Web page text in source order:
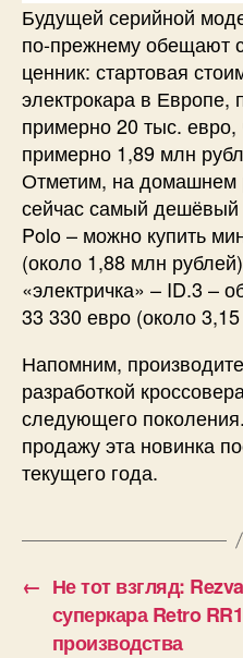
Будущей серийной
по-прежнему обещают
ценник: стартовая
электрокара в Европе,
примерно 20 тыс. евро,
примерно 1,89 млн
Отметим, на домашнем
сейчас самый
Polo – можно купить
(около 1,88 млн
«электричка» – ID.3 –
33 330 евро (около
Напомним,
разработкой
следующего
продажу эта новинка
текущего года.
← Не тот взгляд:
суперкара Retro
производства